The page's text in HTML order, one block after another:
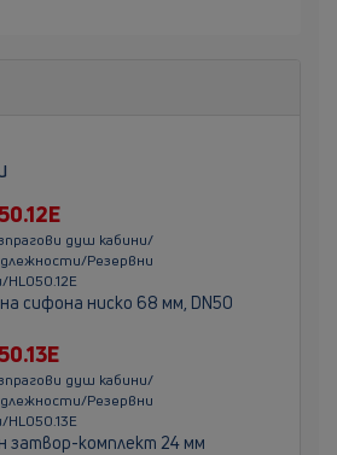
душ кабини/
Резервни
сифона ниско 68 мм, DN50
душ кабини/
Резервни
затвор-комплект 24 мм